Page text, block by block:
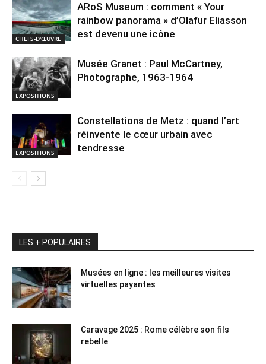
CHEFS-D'ŒUVRE
ARoS Museum : comment « Your
rainbow panorama » d’Olafur Eliasson
est devenu une icône
EXPOSITIONS
Musée Granet : Paul McCartney,
Photographe, 1963-1964
EXPOSITIONS
Constellations de Metz : quand l’art
réinvente le cœur urbain avec
tendresse
LES + POPULAIRES
Musées en ligne : les meilleures visites
virtuelles payantes
Caravage 2025 : Rome célèbre son fils
rebelle